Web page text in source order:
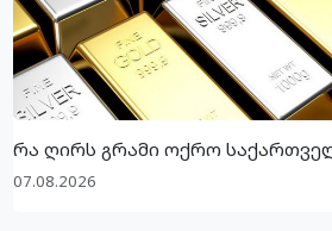
რა ღირს გრამი ოქრო
07.08.2026